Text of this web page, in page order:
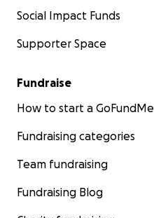
Social Impact Funds
Supporter Space
Fundraise
How to start a GoFundMe
Fundraising categories
Team fundraising
Fundraising Blog